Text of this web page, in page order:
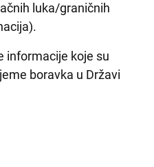
luka/graničnih
informacije koje su
boravka u Državi